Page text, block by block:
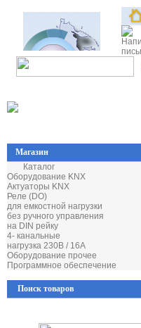
Магазин
Каталог
Оборудование KNX
Актуаторы KNX
Реле (DO)
для емкостной нагрузки
без ручного управления
на DIN рейку
4- канальные
нагрузка 230В / 16А
Оборудование прочее
Программное обеспечение
Поиск товаров